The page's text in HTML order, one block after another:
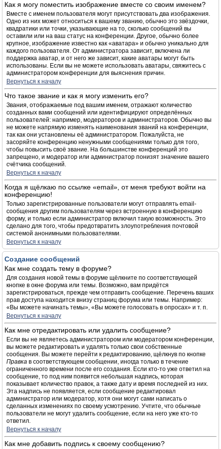
Как я могу поместить изображение вместе со своим именем?
Вместе с именем пользователя могут присутствовать два изображения.
Одно из них может относиться к вашему званию, обычно это звёздочки,
квадратики или точки, указывающие на то, сколько сообщений вы
оставили или на ваш статус на конференции. Другое, обычно более
крупное, изображение известно как «аватара» и обычно уникально для
каждого пользователя. От администратора зависит, включена ли
поддержка аватар, и от него же зависит, какие аватары могут быть
использованы. Если вы не можете использовать аватары, свяжитесь с
администратором конференции для выяснения причин.
Вернуться к началу
Что такое звание и как я могу изменить его?
Звания, отображаемые под вашим именем, отражают количество
созданных вами сообщений или идентифицируют определённых
пользователей: например, модераторов и администраторов. Обычно вы
не можете напрямую изменять наименования званий на конференции,
так как они установлены её администратором. Пожалуйста, не
засоряйте конференцию ненужными сообщениями только для того,
чтобы повысить своё звание. На большинстве конференций это
запрещено, и модератор или администратор понизят значение вашего
счётчика сообщений.
Вернуться к началу
Когда я щёлкаю по ссылке «email», от меня требуют войти на
конференцию!
Только зарегистрированные пользователи могут отправлять email-
сообщения другим пользователям через встроенную в конференцию
форму, и только если администратор включил такую возможность. Это
сделано для того, чтобы предотвратить злоупотребления почтовой
системой анонимными пользователями.
Вернуться к началу
Создание сообщений
Как мне создать тему в форуме?
Для создания новой темы в форуме щёлкните по соответствующей
кнопке в окне форума или темы. Возможно, вам придётся
зарегистрироваться, прежде чем отправить сообщение. Перечень ваших
прав доступа находится внизу страниц форума или темы. Например:
«Вы можете начинать темы», «Вы можете голосовать в опросах» и т. п.
Вернуться к началу
Как мне отредактировать или удалить сообщение?
Если вы не являетесь администратором или модератором конференции,
вы можете редактировать и удалять только свои собственные
сообщения. Вы можете перейти к редактированию, щёлкнув по кнопке
Правка в соответствующем сообщении, иногда только в течение
ограниченного времени после его создания. Если кто-то уже ответил на
сообщение, то под ним появится небольшая надпись, которая
показывает количество правок, а также дату и время последней из них.
Эта надпись не появляется, если сообщение редактировал
администратор или модератор, хотя они могут сами написать о
сделанных изменениях по своему усмотрению. Учтите, что обычные
пользователи не могут удалить сообщение, если на него уже кто-то
ответил.
Вернуться к началу
Как мне добавить подпись к своему сообщению?